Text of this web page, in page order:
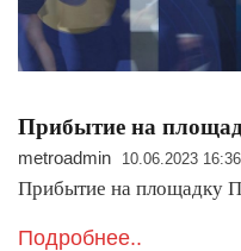
Прибытие на
metroadmin 10.06.2023 16:36
Прибытие на
Подробнее..